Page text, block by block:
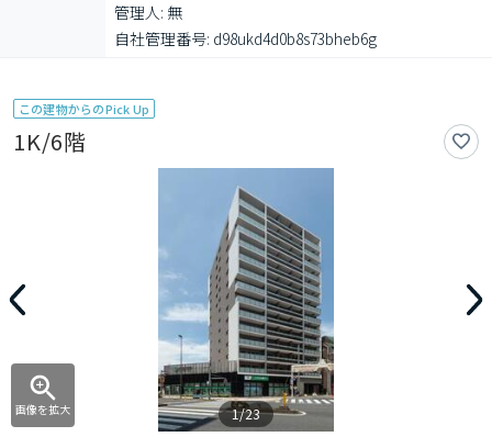
管理人: 無
自社管理番号: d98ukd4d0b8s73bheb6g
この建物からのPick Up
1K/6階
画像を拡大 1/23